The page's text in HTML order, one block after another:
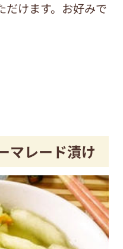
だけます。お好みで
マレード漬け